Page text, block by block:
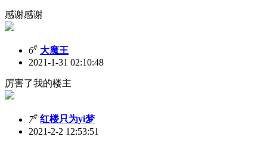
感谢感谢
6# 大魔王
2021-1-31 02:10:48
厉害了我的楼主
7# 红楼只为yi梦
2021-2-2 12:53:51